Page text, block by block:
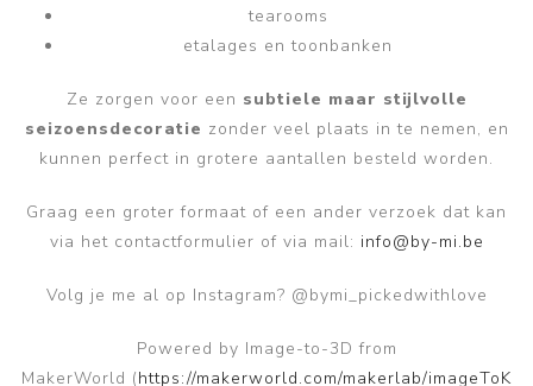
tearooms
etalages en toonbanken
Ze zorgen voor een subtiele maar stijlvolle
seizoensdecoratie zonder veel plaats in te nemen, en
kunnen perfect in grotere aantallen besteld worden.
Graag een groter formaat of een ander verzoek dat kan
via het contactformulier of via mail: info@by-mi.be
Volg je me al op Instagram? @bymi_pickedwithlove
Powered by Image-to-3D from
MakerWorld (https://makerworld.com/makerlab/imageToK